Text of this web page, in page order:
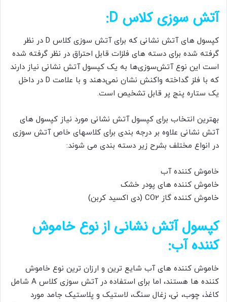
آتش سوزی کلاس D:
کپسول های آتش نشانی که برای آتش سوزی کلاس D در نظر
گرفته شده برای دسته های فلزات قابل احتراق در نظر گرفته شده
است این نوع آتش‌سوزی‌ها به یک کپسول آتش نشانی نیاز دارند
که با فلز گداخته واکنش نشان نمی‌دهند و با علامت D در داخل
یک ستاره پنج پر قابل تشخیص است.
بهترین انتخاب برای کپسول آتش نشانی مورد نیاز کپسول های
آتش نشانی علاوه بر درجه بندی برای کلاسهای خاص آتش سوزی
در انواع مختلف بشرح زیر دسته بندی می شوند:
خاموش کننده آب
خاموش کننده های پودر خشک
خاموش کننده گاز CO2 (دی اکسید کربن)
کپسول آتش نشانی از نوع خاموش
کننده آب:
خاموش کننده های آب شایع ترین و ارزان ترین نوع خاموش
کننده ها هستند، اما برای استفاده در آتش سوزی کلاس A شامل
کاغذ، چوب، نی، زغال سنگ، لاستیک و پلاستیک جامد مورد